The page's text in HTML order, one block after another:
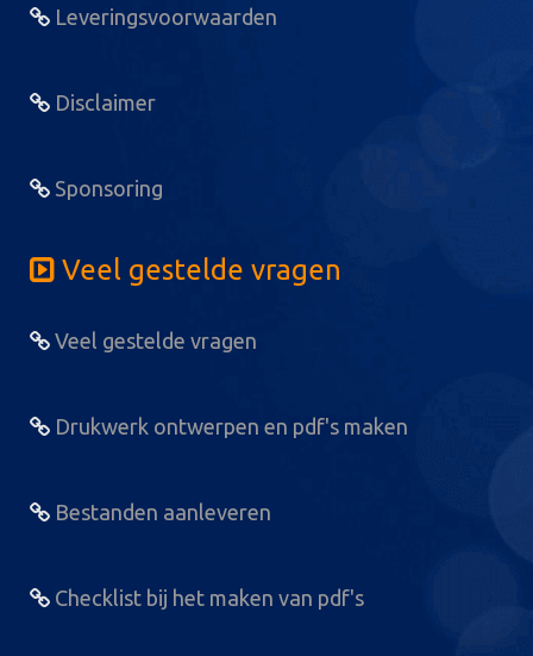
Leveringsvoorwaarden
Disclaimer
Sponsoring
Veel gestelde vragen
Veel gestelde vragen
Drukwerk ontwerpen en pdf's maken
Bestanden aanleveren
Checklist bij het maken van pdf's